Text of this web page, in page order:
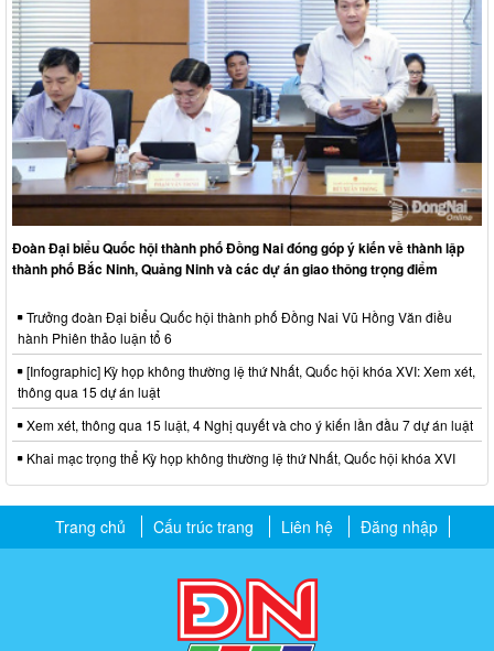
Đoàn Đại biểu Quốc hội thành phố Đồng Nai đóng góp ý kiến về thành lập
thành phố Bắc Ninh, Quảng Ninh và các dự án giao thông trọng điểm
Trưởng đoàn Đại biểu Quốc hội thành phố Đồng Nai Vũ Hồng Văn điều
hành Phiên thảo luận tổ 6
[Infographic] Kỳ họp không thường lệ thứ Nhất, Quốc hội khóa XVI: Xem xét,
thông qua 15 dự án luật
Xem xét, thông qua 15 luật, 4 Nghị quyết và cho ý kiến lần đầu 7 dự án luật
Khai mạc trọng thể Kỳ họp không thường lệ thứ Nhất, Quốc hội khóa XVI
Trang chủ Cấu trúc trang Liên hệ Đăng nhập